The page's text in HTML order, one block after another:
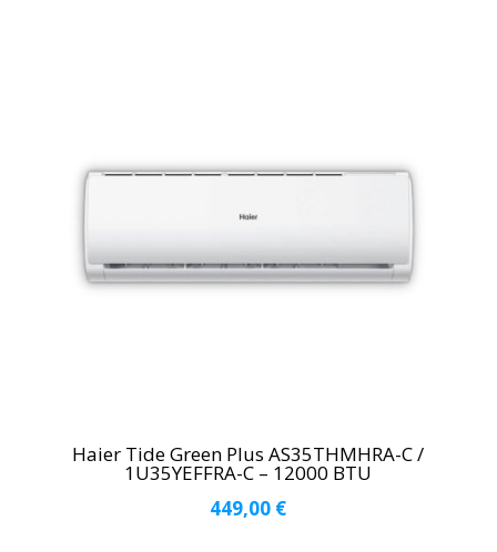
Haier Tide Green Plus AS35THMHRA-C /
1U35YEFFRA-C – 12000 BTU
449,00 €